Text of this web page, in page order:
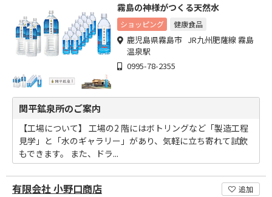
霧島の神様がつくる天然水
ショッピング 健康食品
鹿児島県霧島市 JR九州肥薩線 霧島
温泉駅
0995-78-2355
関平鉱泉所のご案内
【工場について】 工場の2 階にはボトリングなど「製造工程
見学」と「水のギャラリー」があり、気軽に立ち寄れて試飲
もできます。 また、ドラ...
有限会社 小野口商店 追加